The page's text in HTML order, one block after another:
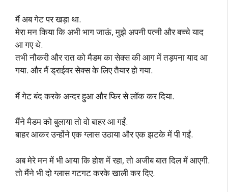
मैं अब गेट पर खड़ा था.
मेरा मन किया कि अभी भाग जाऊं, मुझे अपनी पत्नी और बच्चे याद
आ गए थे.
तभी नौकरी और रात को मैडम का सेक्स की आग में तड़पना याद आ
गया. और मैं ड्राईवर सेक्स के लिए तैयार हो गया.
मैं गेट बंद करके अन्दर हुआ और फिर से लॉक कर दिया.
मैंने मैडम को बुलाया तो वो बाहर आ गईं.
बाहर आकर उन्होंने एक ग्लास उठाया और एक झटके में पी गईं.
अब मेरे मन में भी आया कि होश में रहा, तो अजीब बात दिल में आएगी.
तो मैंने भी दो ग्लास गटगट करके खाली कर दिए.